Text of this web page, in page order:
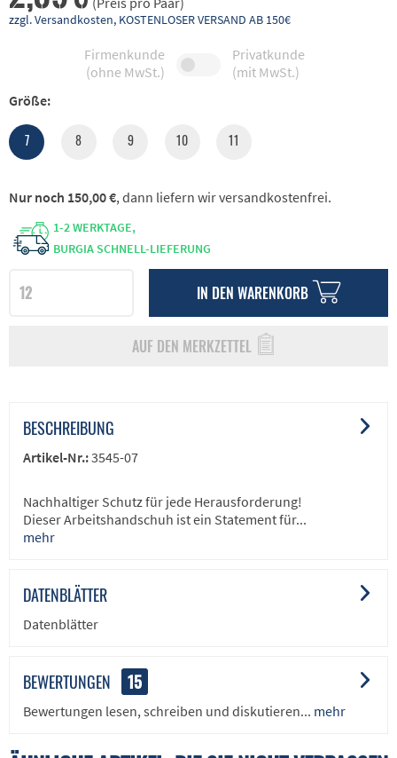
zzgl. Versandkosten, KOSTENLOSER VERSAND AB 150€
Firmenkunde
(ohne MwSt.)
Privatkunde
(mit MwSt.)
Größe:
7 8 9 10 11
1-2 WERKTAGE,
BURGIA SCHNELL-LIEFERUNG
IN DEN WARENKORB
AUF DEN MERKZETTEL
Nur noch 150,00 €, dann liefern wir versandkostenfrei.
BESCHREIBUNG
Artikel-Nr.:3545-07
Nachhaltiger Schutz für jede Herausforderung!
Dieser Arbeitshandschuh ist ein Statement für...
mehr
DATENBLÄTTER
Datenblätter
BEWERTUNGEN 15
Bewertungen lesen, schreiben und diskutieren... mehr